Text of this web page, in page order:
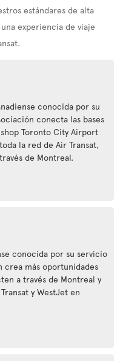
estándares de alta
experiencia de viaje
conocida por su
conecta las bases
Toronto City Airport
la red de Air Transat,
de Montreal.
conocida por su servicio
crea más oportunidades
a través de Montreal y
y WestJet en